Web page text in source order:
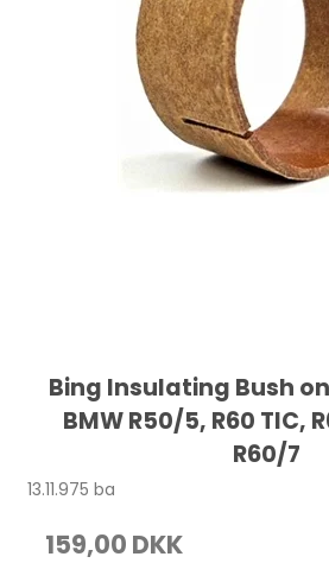
Bing Insulating Bush
BMW R50/5, R60 TIC,
R60/7
13.11.975 ba
159,00 DKK